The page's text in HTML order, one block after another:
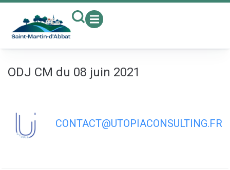
ODJ CM du 08 juin 2021
CONTACT@UTOPIACONSULTING.FR